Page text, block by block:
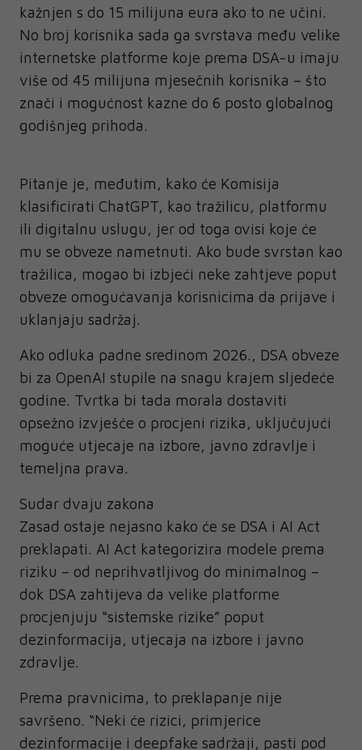
kažnjen s do 15 milijuna eura ako to ne učini.
No broj korisnika sada ga svrstava među velike
internetske platforme koje prema DSA-u imaju
više od 45 milijuna mjesečnih korisnika – što
znači i mogućnost kazne do 6 posto globalnog
godišnjeg prihoda.
Pitanje je, međutim, kako će Komisija
klasificirati ChatGPT, kao tražilicu, platformu
ili digitalnu uslugu, jer od toga ovisi koje će
mu se obveze nametnuti. Ako bude svrstan kao
tražilica, mogao bi izbjeći neke zahtjeve poput
obveze omogućavanja korisnicima da prijave i
uklanjaju sadržaj.
Ako odluka padne sredinom 2026., DSA obveze
bi za OpenAI stupile na snagu krajem sljedeće
godine. Tvrtka bi tada morala dostaviti
opsežno izvješće o procjeni rizika, uključujući
moguće utjecaje na izbore, javno zdravlje i
temeljna prava.
Sudar dvaju zakona
Zasad ostaje nejasno kako će se DSA i AI Act
preklapati. AI Act kategorizira modele prema
riziku – od neprihvatljivog do minimalnog –
dok DSA zahtijeva da velike platforme
procjenjuju “sistemske rizike” poput
dezinformacija, utjecaja na izbore i javno
zdravlje.
Prema pravnicima, to preklapanje nije
savršeno. “Neki će rizici, primjerice
dezinformacije i deepfake sadržaji, pasti pod